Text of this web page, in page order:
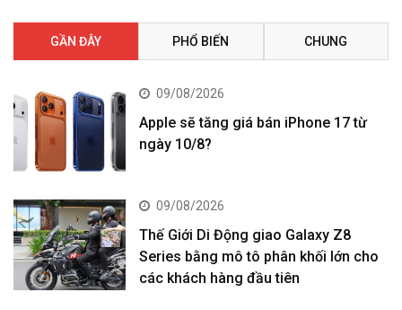
GẦN ĐÂY PHỔ BIẾN CHUNG
09/08/2026
Apple sẽ tăng giá bán iPhone 17 từ
ngày 10/8?
09/08/2026
Thế Giới Di Động giao Galaxy Z8
Series bằng mô tô phân khối lớn cho
các khách hàng đầu tiên